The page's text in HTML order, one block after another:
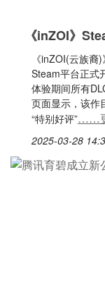
《inZOI》
《inZOI(云族
Steam平台正式
体验期间所有
页面显示，该作
“特别好评”……
2025-03-28